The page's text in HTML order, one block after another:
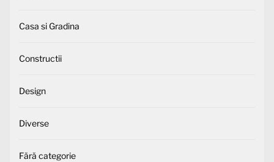
Casa si Gradina
Constructii
Design
Diverse
Fără categorie